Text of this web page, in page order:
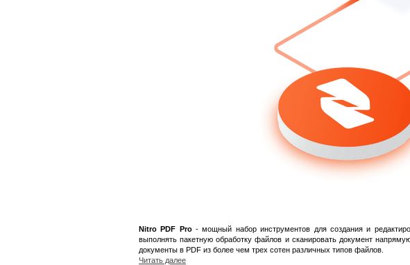
Nitro PDF Pro- мощный набор инструментов для создания и
выполнять пакетную обработку файлов и сканировать документ
документы в PDF из более чем трех сотен различных типов файлов.
Читать далее